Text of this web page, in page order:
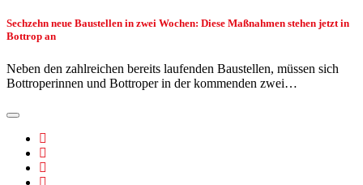
Sechzehn neue Baustellen in zwei Wochen: Diese Maßnahmen stehen jetzt in
Bottrop an
Neben den zahlreichen bereits laufenden Baustellen, müssen sich
Bottroperinnen und Bottroper in der kommenden zwei…